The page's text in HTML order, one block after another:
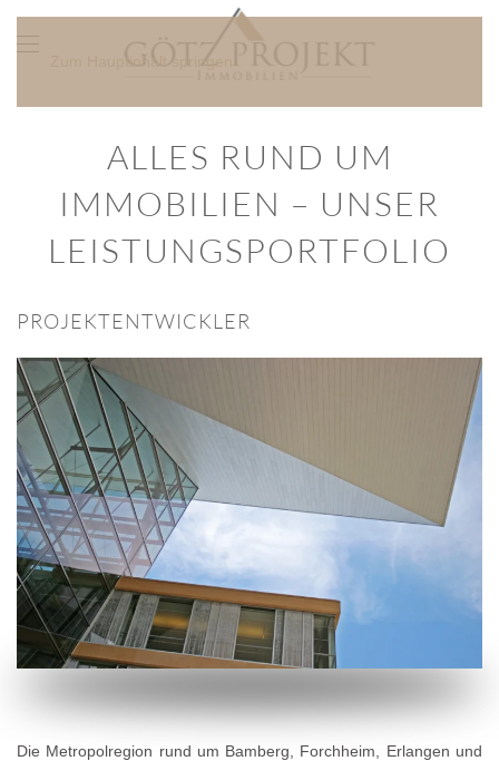
Zum Hauptinhalt springen
ALLES RUND UM
IMMOBILIEN – UNSER
LEISTUNGSPORTFOLIO
PROJEKTENTWICKLER
Die Metropolregion rund um Bamberg, Forchheim, Erlangen und